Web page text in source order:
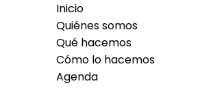
Inicio
Quiénes somos
Qué hacemos
Cómo lo hacemos
Agenda